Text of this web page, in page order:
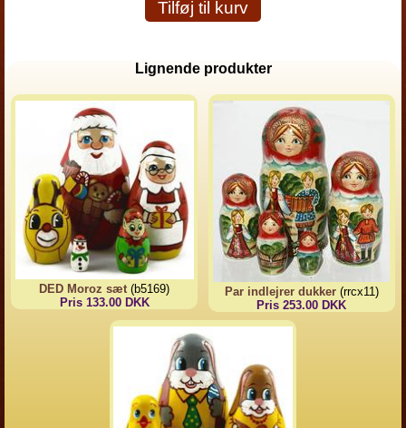
Tilføj til kurv
Lignende produkter
DED Moroz sæt(b5169)
Pris 133.00 DKK
Par indlejrer dukker(rrcx11)
Pris 253.00 DKK